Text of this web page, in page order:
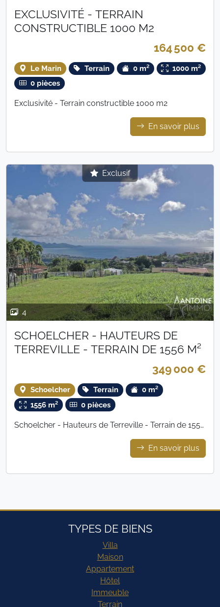
EXCLUSIVITÉ - TERRAIN
CONSTRUCTIBLE 1000 M2
164 500 €
Le Marin Terrain 0 m²
1000 m²
0 pièces
Exclusivité - Terrain constructible 1000 m2
En savoir plus
Exclusif
4
SCHOELCHER - HAUTEURS DE
TERREVILLE - TERRAIN DE 1556 M²
349 000 €
Schoelcher Terrain
0 m²
1556 m²
0 pièces
Schoelcher - Hauteurs de Terreville - Terrain de 1556
En savoir plus
TYPES DE BIENS
Villa
Maison
Appartement
Hôtel
Immeuble
Terrain